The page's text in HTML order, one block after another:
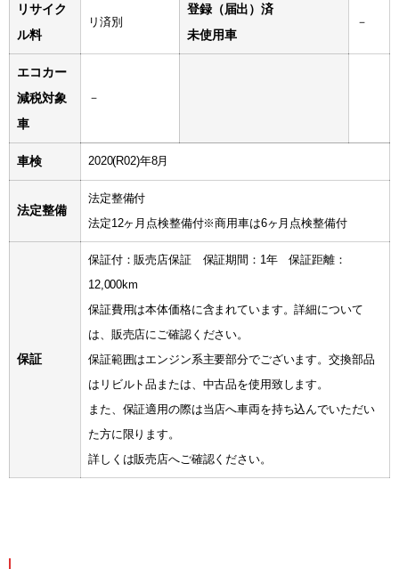
リサイク
ル料
リ済別
登録（届出）済
未使用車
－
エコカー
減税対象
車
－
車検 2020(R02)年8月
法定整備
法定整備付
法定12ヶ月点検整備付※商用車は6ヶ月点検整備付
保証
保証付：販売店保証 保証期間：1年 保証距離：
12,000km
保証費用は本体価格に含まれています。詳細について
は、販売店にご確認ください。
保証範囲はエンジン系主要部分でございます。交換部品
はリビルト品または、中古品を使用致します。
また、保証適用の際は当店へ車両を持ち込んでいただい
た方に限ります。
詳しくは販売店へご確認ください。